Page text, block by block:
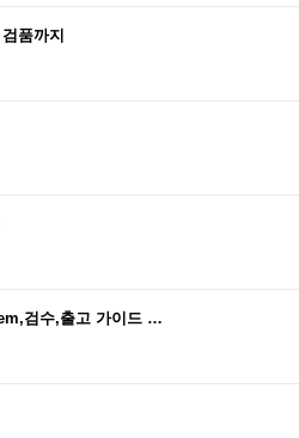
품까지
검수,출고 가이드 …